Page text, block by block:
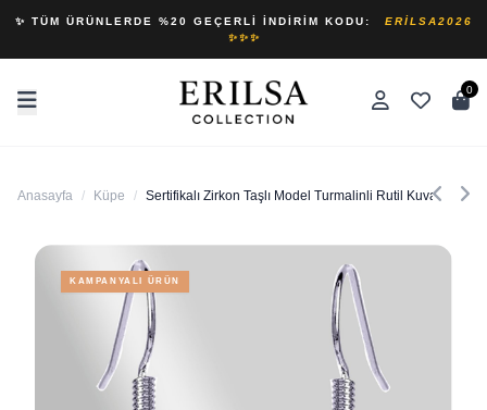
✨ TÜM ÜRÜNLERDE %20 GEÇERLI İNDIRIM KODU:
ERILSA2026
✨✨✨
0
Anasayfa / Küpe / Sertifikalı Zirkon Taşlı Model Turmalinli Rutil Kuvars
KAMPANYALI ÜRÜN